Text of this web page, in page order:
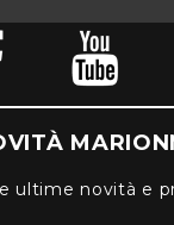
ultime novità e